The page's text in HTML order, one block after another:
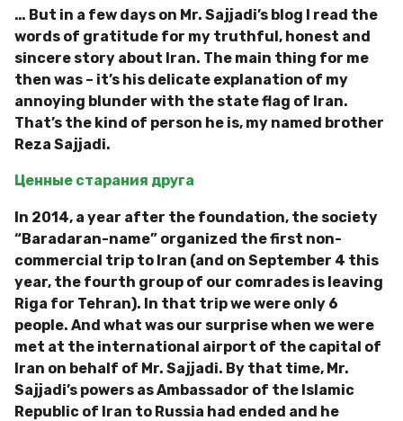
… But in a few days on Mr. Sajjadi’s blog I read the
words of gratitude for my truthful, honest and
sincere story about Iran. The main thing for me
then was – it’s his delicate explanation of my
annoying blunder with the state flag of Iran.
That’s the kind of person he is, my named brother
Reza Sajjadi.
Ценные старания друга
In 2014, a year after the foundation, the society
“Baradaran-name” organized the first non-
commercial trip to Iran (and on September 4 this
year, the fourth group of our comrades is leaving
Riga for Tehran). In that trip we were only 6
people. And what was our surprise when we were
met at the international airport of the capital of
Iran on behalf of Mr. Sajjadi. By that time, Mr.
Sajjadi’s powers as Ambassador of the Islamic
Republic of Iran to Russia had ended and he